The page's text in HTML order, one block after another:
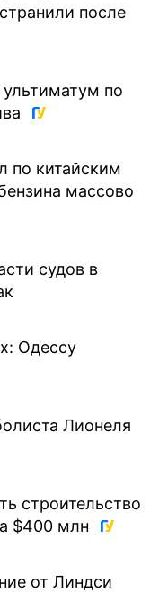
после
по
по китайским
массово
судов в
Одессу
Лионеля
строительство
$400 млн
от Линдси